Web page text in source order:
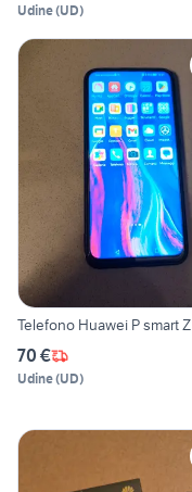
Udine(UD)
Telefono Huawei P smart Z
70 €
Udine(UD)